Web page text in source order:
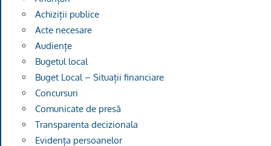
Achiziții publice
Acte necesare
Audiențe
Bugetul local
Buget Local – Situații financiare
Concursuri
Comunicate de presă
Transparenta decizionala
Evidența persoanelor